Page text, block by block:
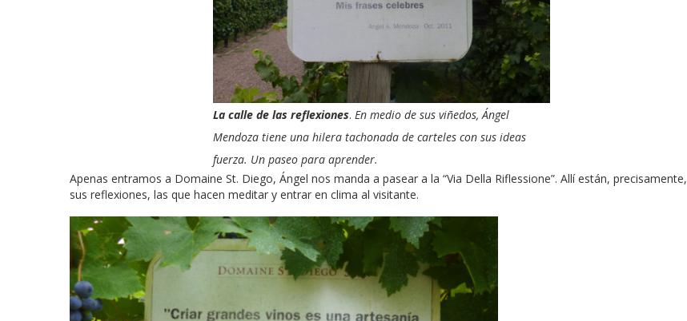
La calle de las reflexiones. En medio de sus viñedos, Ángel
Mendoza tiene una hilera tachonada de carteles con sus ideas
fuerza. Un paseo para aprender.
Apenas entramos a Domaine St. Diego, Ángel nos manda a pasear a la “Via Della Riflessione”. Allí están, precisamente,
sus reflexiones, las que hacen meditar y entrar en clima al visitante.